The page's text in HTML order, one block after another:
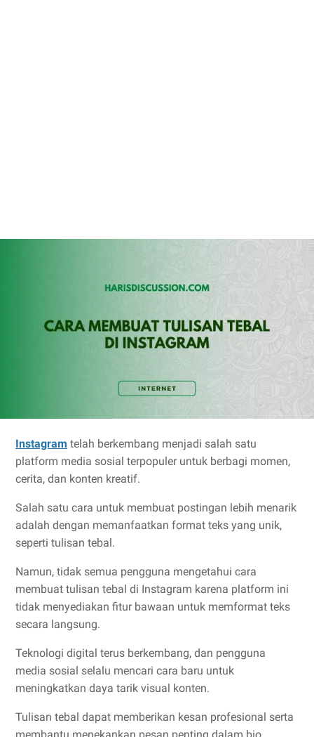
Instagram telah berkembang menjadi salah satu
platform media sosial terpopuler untuk berbagi momen,
cerita, dan konten kreatif.
Salah satu cara untuk membuat postingan lebih menarik
adalah dengan memanfaatkan format teks yang unik,
seperti tulisan tebal.
Namun, tidak semua pengguna mengetahui cara
membuat tulisan tebal di Instagram karena platform ini
tidak menyediakan fitur bawaan untuk memformat teks
secara langsung.
Teknologi digital terus berkembang, dan pengguna
media sosial selalu mencari cara baru untuk
meningkatkan daya tarik visual konten.
Tulisan tebal dapat memberikan kesan profesional serta